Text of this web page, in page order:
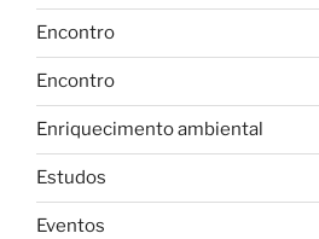
Encontro
Encontro
Enriquecimento ambiental
Estudos
Eventos